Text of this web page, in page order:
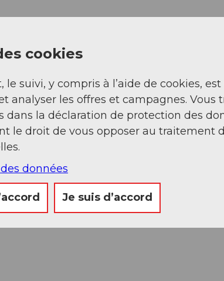
bois courbé. Le chemin continue tout
d'hôtes Grafenort. Le chemin suit
Obermatt et Engelberg. Le chemin
le gouffre d'Aas est une
cookies
le suivi, y compris à l’aide de cookies,
analyser les offres et campagnes. Vous
dans la déclaration de protection des
le droit de vous opposer au traitement
données
Je suis d’accord